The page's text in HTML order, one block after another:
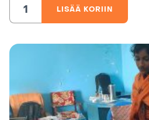
Koulun LISÄÄ KORIIN